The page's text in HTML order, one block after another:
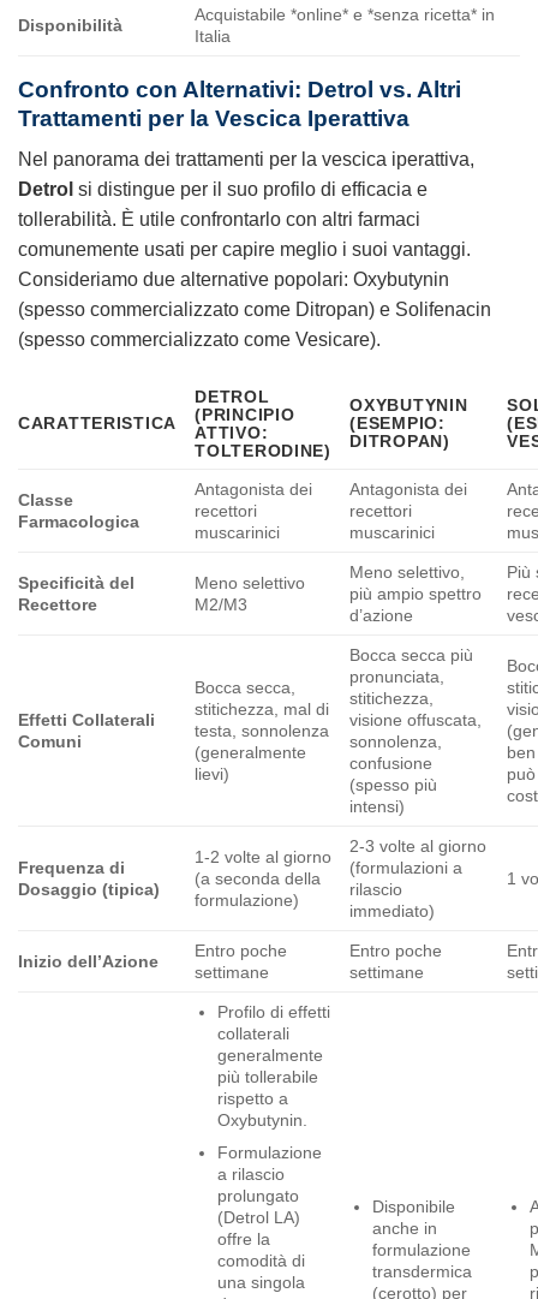
Disponibilità
Acquistabile *online* e *senza ricetta* in
Italia
Confronto con Alternativi: Detrol vs. Altri
Trattamenti per la Vescica Iperattiva
Nel panorama dei trattamenti per la vescica iperattiva,
Detrol si distingue per il suo profilo di efficacia e
tollerabilità. È utile confrontarlo con altri farmaci
comunemente usati per capire meglio i suoi vantaggi.
Consideriamo due alternative popolari: Oxybutynin
(spesso commercializzato come Ditropan) e Solifenacin
(spesso commercializzato come Vesicare).
CARATTERISTICA
DETROL
(PRINCIPIO
ATTIVO:
TOLTERODINE)
OXYBUTYNIN
(ESEMPIO:
DITROPAN)
Classe
Farmacologica
Antagonista dei
recettori
muscarinici
Antagonista dei
recettori
muscarinici
Specificità del
Recettore
Meno selettivo
M2/M3
Meno selettivo,
più ampio spettro
d’azione
Più
Effetti Collaterali
Comuni
Bocca secca,
stitichezza, mal di
testa, sonnolenza
(generalmente
lievi)
Bocca secca più
pronunciata,
stitichezza,
visione offuscata,
sonnolenza,
confusione
(spesso più
intensi)
Frequenza di
Dosaggio (tipica)
1-2 volte al giorno
(a seconda della
formulazione)
2-3 volte al giorno
(formulazioni a
rilascio
immediato)
1
Inizio dell’Azione
Entro poche
settimane
Entro poche
settimane
Profilo di effetti
collaterali
generalmente
più tollerabile
rispetto a
Oxybutynin.
Formulazione
a rilascio
prolungato
(Detrol LA)
offre la
comodità di
una singola
Disponibile
anche in
formulazione
transdermica
(cerotto) per